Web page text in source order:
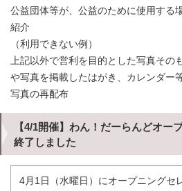
公益団体等が、公益のために使用する
紹介
（利用できない例）
上記以外で営利を目的とした写真その
や写真を掲載したはがき、カレンダー
写真の再配布
【4/1開催】わん！だーらんどオ
終了しました
4月1日（水曜日）にオープニングセ